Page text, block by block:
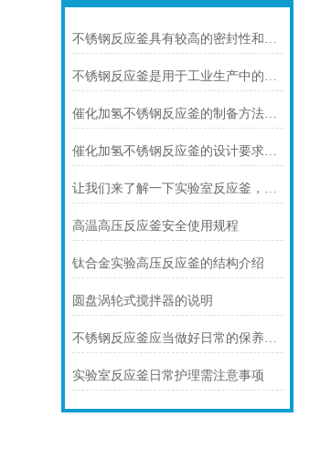
不锈钢反应釜具有较高的密封性和可靠性
不锈钢反应釜是用于工业生产中的设备
催化加氢不锈钢反应釜的制备方法及应用
催化加氢不锈钢反应釜的设计要求及结构分析
让我们来了解一下实验室反应釜，看你有没有不知道的！
高温高压反应釜安全使用规程
钛合金实验高压反应釜的结构介绍
圆盘涡轮式搅拌器的说明
不锈钢反应釜应当做好日常的保养和保护
实验室反应釜日常护理需注意事项